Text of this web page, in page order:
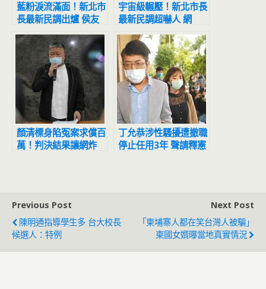
藍粉淚流滿面！新北市
長最新民調出爐 侯友
宜超震撼
宇宙級輾壓！新北市長
最新民調超嚇人 網
驚：滅亡計畫開始
顏清標身陷冤案求償百
萬！判決結果讓網炸
丁允恭涉性騷擾遭撤職
停止任用3年 聲請釋憲
Previous Post
陳明通指導學生多 台大校長
候選人：特例
Next Post
「柬埔寨人都在笑台灣人被騙」
柬國女婿曝當地真實情況